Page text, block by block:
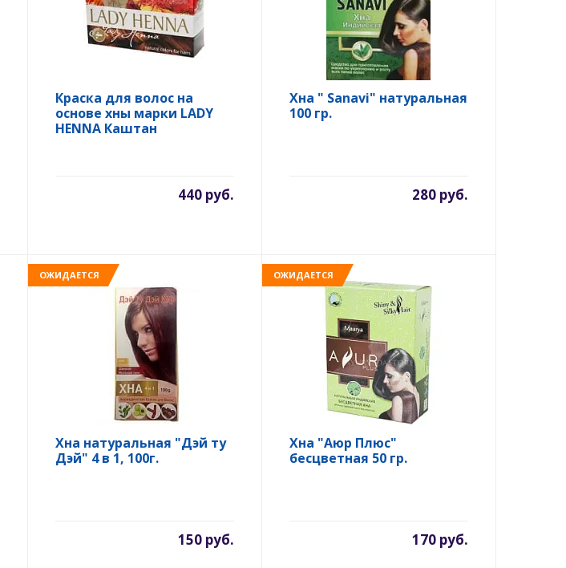
Краска для волос на
основе хны марки LADY
HENNA Каштан
440 руб.
Хна " Sanavi" натуральная
100 гр.
280 руб.
ОЖИДАЕТСЯ
Хна натуральная "Дэй ту
Дэй" 4 в 1, 100г.
150 руб.
ОЖИДАЕТСЯ
Хна "Аюр Плюс"
бесцветная 50 гр.
170 руб.